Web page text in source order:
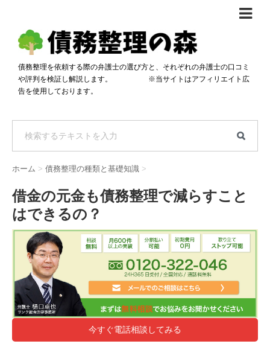
債務整理体験談
おすすめ
料金比較
自己破産・個人再生料金比較
過払い金料金比較
専門家の選び方
料金で選ぶ
着手金無料で選ぶ
24時間年中無休で選ぶ
匿名借金相談
債務整理を依頼する際の弁護士の選び方と、それぞれの弁護士の口コミ
や評判を検証し解説します。 ※当サイトはアフィリエイト広
告を使用しております。
ホーム > 債務整理の種類と基礎知識 >
借金の元金も債務整理で減らすこと
はできるの？
今すぐ電話相談してみる